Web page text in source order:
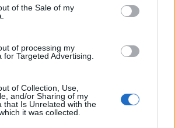
of the Sale of my
of processing my
for Targeted Advertising.
of Collection, Use,
and/or Sharing of my
that Is Unrelated with the
it was collected.
il Csm